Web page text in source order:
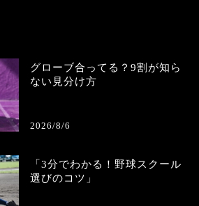
グローブ合ってる？9割が知ら
ない見分け方
2026/8/6
「3分でわかる！野球スクール
選びのコツ」